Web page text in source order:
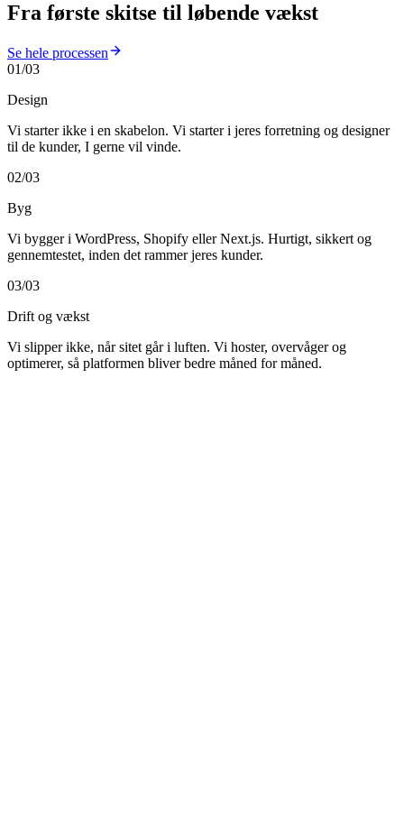
Fra første skitse til løbende vækst
Se hele processen
01/03
Design
Vi starter ikke i en skabelon. Vi starter i jeres forretning og designer
til de kunder, I gerne vil vinde.
02/03
Byg
Vi bygger i WordPress, Shopify eller Next.js. Hurtigt, sikkert og
gennemtestet, inden det rammer jeres kunder.
03/03
Drift og vækst
Vi slipper ikke, når sitet går i luften. Vi hoster, overvåger og
optimerer, så platformen bliver bedre måned for måned.